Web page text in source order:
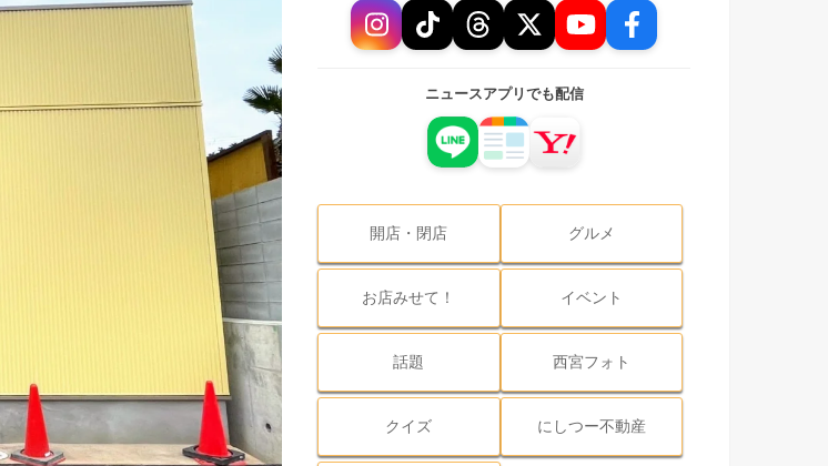
ニュースアプリでも配信
開店・閉店 グルメ
お店みせて！ イベント
話題 西宮フォト
クイズ にしつー不動産